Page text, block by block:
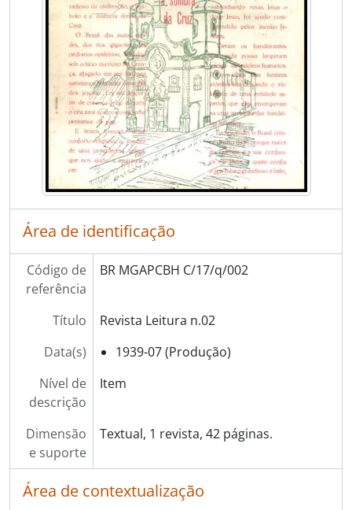
Área de identificação
Código de
referência
BR MGAPCBH C/17/q/002
Título
Revista Leitura n.02
Data(s)
1939-07 (Produção)
Nível de
descrição
Item
Dimensão
e suporte
Textual, 1 revista, 42 páginas.
Área de contextualização